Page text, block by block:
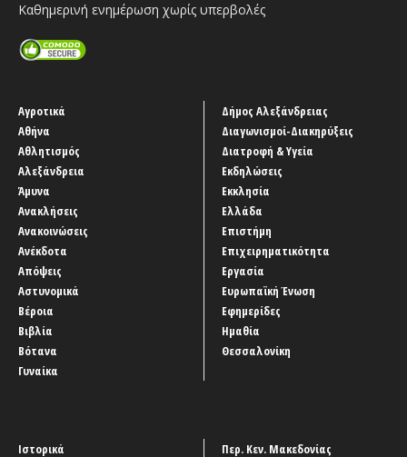
Καθημερινή ενημέρωση χωρίς υπερβολές
Αγροτικά
Αθήνα
Αθλητισμός
Αλεξάνδρεια
Άμυνα
Ανακλήσεις
Ανακοινώσεις
Ανέκδοτα
Απόψεις
Αστυνομικά
Βέροια
Βιβλία
Βότανα
Γυναίκα
Δήμος Αλεξάνδρειας
Διαγωνισμοί-Διακηρύξεις
Διατροφή & Υγεία
Εκδηλώσεις
Εκκλησία
Ελλάδα
Επιστήμη
Επιχειρηματικότητα
Εργασία
Ευρωπαϊκή Ένωση
Εφημερίδες
Ημαθία
Θεσσαλονίκη
Ιστορικά Περ. Κεν. Μακεδονίας